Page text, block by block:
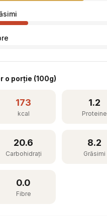
o porție (100g)
173
kcal
1.2
Proteine
20.6
Carbohidrați
8.2
Grăsimi
0.0
Fibre